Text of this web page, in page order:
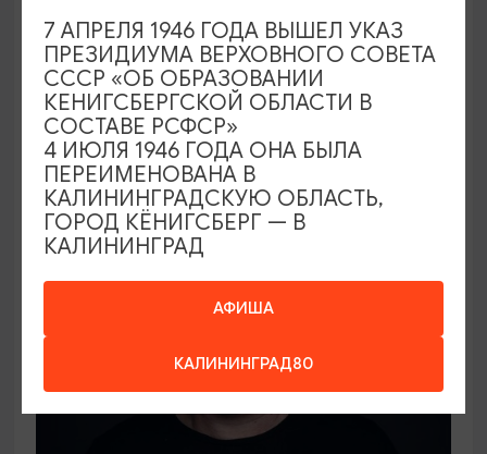
Лорд Фаунтлерой
10.09.2026 19:00
Калининград, Калининградский областной
драматический театр
ОТ 1000₽
АФИША
КАЛИНИНГРАД80
7 АПРЕЛЯ 1946 ГОДА ВЫШЕЛ УКАЗ
ПРЕЗИДИУМА ВЕРХОВНОГО СОВЕТА
СССР «ОБ ОБРАЗОВАНИИ
КЕНИГСБЕРГСКОЙ ОБЛАСТИ В
СОСТАВЕ РСФСР»
4 ИЮЛЯ 1946 ГОДА ОНА БЫЛА
ПЕРЕИМЕНОВАНА В
КАЛИНИНГРАДСКУЮ ОБЛАСТЬ,
ГОРОД КЁНИГСБЕРГ — В
КАЛИНИНГРАД